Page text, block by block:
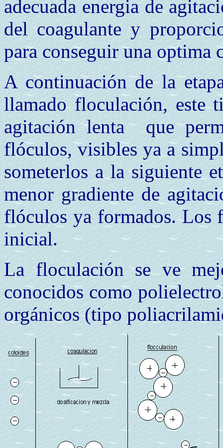
adecuada energia de
del coagulante y
para conseguir una
A continuación de la
llamado floculación, este
agitación lenta que
flóculos, visibles ya a
someterlos a la siguiente
menor gradiente de
flóculos ya formados. Los
inicial.
La floculación se ve
conocidos como
orgánicos (tipo